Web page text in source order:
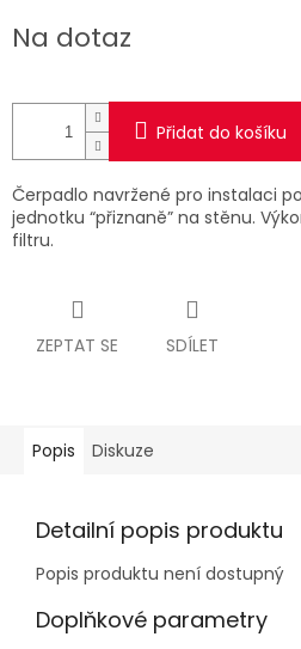
cena:
Na dotaz
Přidat do košíku
Čerpadlo navržené pro instalaci
jednotku “přiznaně” na stěnu.
filtru.
ZEPTAT SE SDÍLET
Popis Diskuze
Detailní popis produktu
Popis produktu není dostupný
Doplňkové parametry